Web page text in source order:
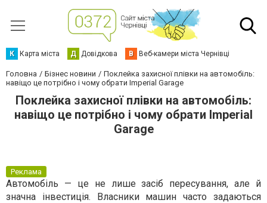
К Карта міста Д Довідкова В Веб-камери міста Чернівці
Головна Бізнес новини
Поклейка захисної плівки на автомобіль:
навіщо це потрібно і чому обрати Imperial Garage
Поклейка захисної плівки на автомобіль:
навіщо це потрібно і чому обрати Imperial
Garage
Реклама
Автомобіль — це не лише засіб пересування, але й
значна інвестиція. Власники машин часто задаються